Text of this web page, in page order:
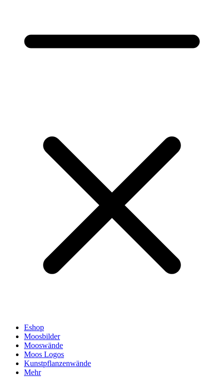
Eshop
Moosbilder
Mooswände
Moos Logos
Kunstpflanzenwände
Mehr